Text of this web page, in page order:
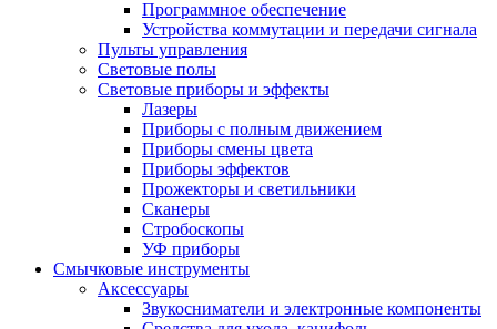
Программное обеспечение
Устройства коммутации и передачи сигнала
Пульты управления
Световые полы
Световые приборы и эффекты
Лазеры
Приборы с полным движением
Приборы смены цвета
Приборы эффектов
Прожекторы и светильники
Сканеры
Стробоскопы
УФ приборы
Смычковые инструменты
Аксессуары
Звукосниматели и электронные компоненты